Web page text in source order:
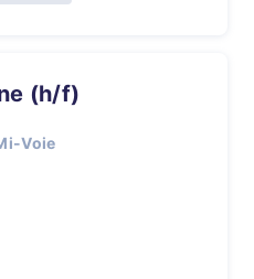
(h/f)
Voie